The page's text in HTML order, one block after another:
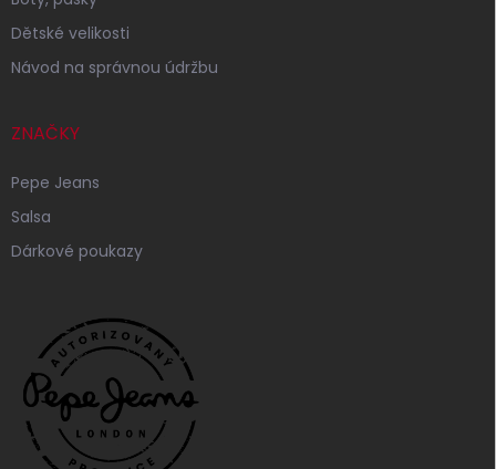
Dětské velikosti
Návod na správnou údržbu
ZNAČKY
Pepe Jeans
Salsa
Dárkové poukazy